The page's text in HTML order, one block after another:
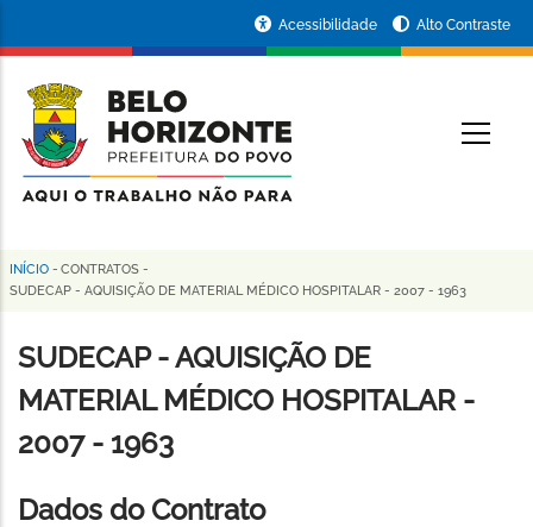
conteúdo
principal
da
Prefeitura
de
Horizonte
Acessibilidade Alto Contraste
Trilha
navegação
INÍCIO - CONTRATOS -
SUDECAP - AQUISIÇÃO DE MATERIAL MÉDICO HOSPITALAR - 2007 - 1963
SUDECAP - AQUISIÇÃO DE
MATERIAL MÉDICO HOSPITALAR -
2007 - 1963
Dados do Contrato